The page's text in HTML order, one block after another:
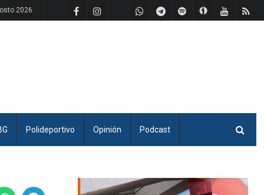
2026
Polideportivo Opinión Podcast